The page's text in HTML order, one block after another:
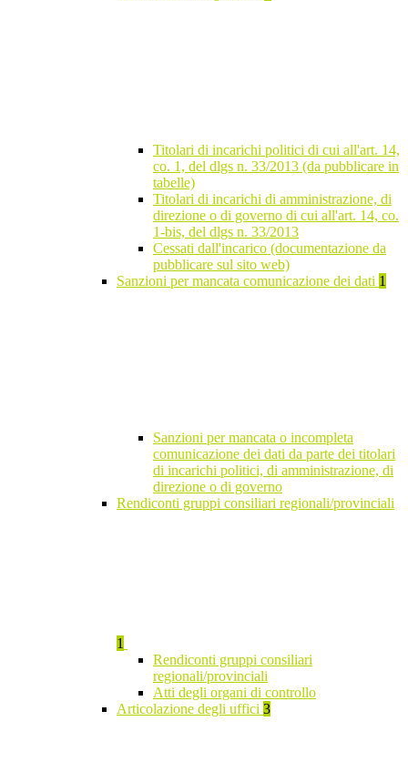
Titolari di incarichi politici di cui all'art. 14,
co. 1, del dlgs n. 33/2013 (da pubblicare in
tabelle)
Titolari di incarichi di amministrazione, di
direzione o di governo di cui all'art. 14, co.
1-bis, del dlgs n. 33/2013
Cessati dall'incarico (documentazione da
pubblicare sul sito web)
Sanzioni per mancata comunicazione dei dati 1
Sanzioni per mancata o incompleta
comunicazione dei dati da parte dei titolari
di incarichi politici, di amministrazione, di
direzione o di governo
Rendiconti gruppi consiliari regionali/provinciali
1
Rendiconti gruppi consiliari
regionali/provinciali
Atti degli organi di controllo
Articolazione degli uffici 3